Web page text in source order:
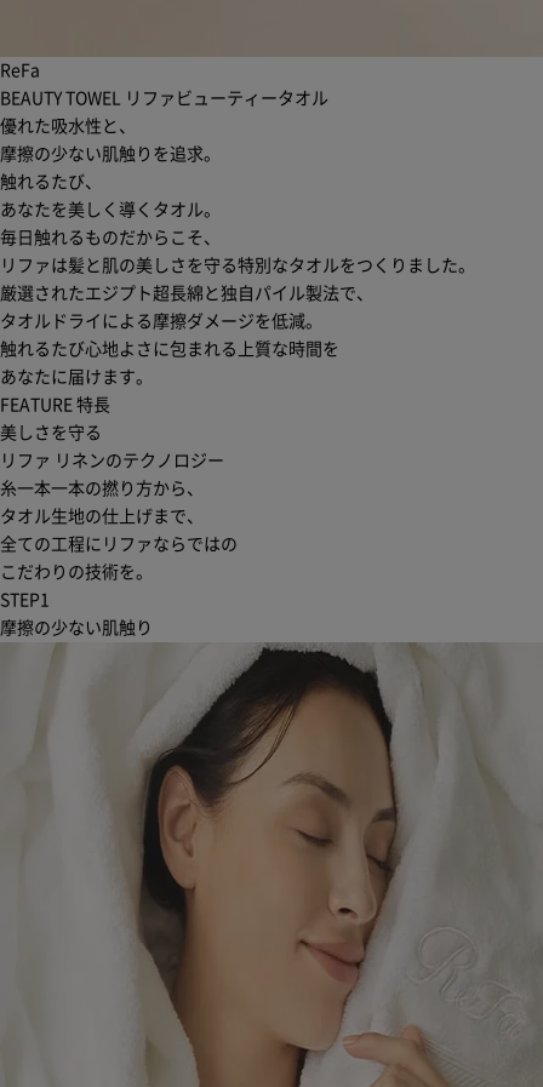
ReFa
BEAUTY TOWEL
リファビューティータオル
優れた吸水性と、
摩擦の少ない肌触りを追求。
触れるたび、
あなたを美しく導くタオル。
毎日触れるものだからこそ、
リファは髪と肌の美しさを守る特別なタオルをつくりました。
厳選されたエジプト超長綿と独自パイル製法で、
タオルドライによる摩擦ダメージを低減。
触れるたび心地よさに包まれる上質な時間を
あなたに届けます。
FEATURE 特長
美しさを守る
リファ リネンのテクノロジー
糸一本一本の撚り方から、
タオル生地の仕上げまで、
全ての工程にリファならではの
こだわりの技術を。
STEP 1
摩擦の少ない肌触り